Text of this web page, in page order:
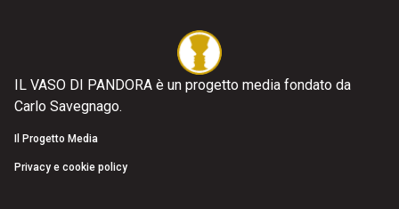
IL VASO DI PANDORA è un progetto media fondato da
Carlo Savegnago.
Il Progetto Media
Privacy e cookie policy